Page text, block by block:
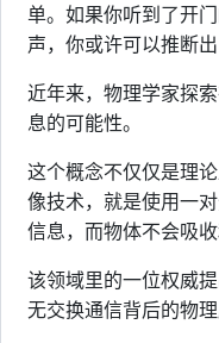
单。如果你听到了开
声，你或许可以推断
近年来，物理学家探
息的可能性。
这个概念不仅仅是理
像技术，就是使用一
信息，而物体不会吸
该领域里的一位权威
无交换通信背后的物